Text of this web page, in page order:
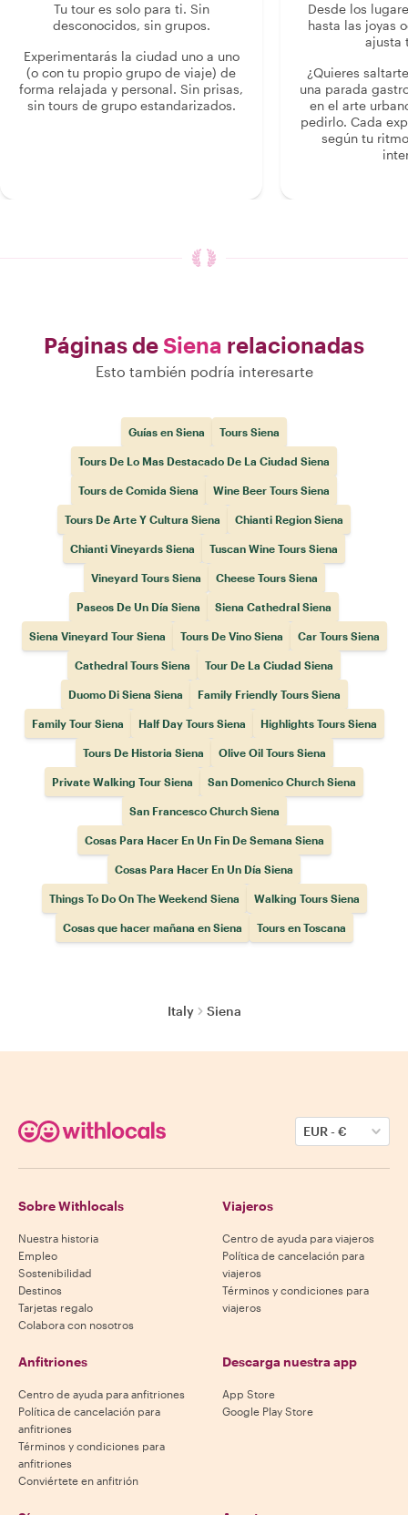
Tu tour es solo para ti. Sin
desconocidos, sin grupos.
Experimentarás la ciudad uno a uno
(o con tu propio grupo de viaje) de
forma relajada y personal. Sin prisas,
sin tours de grupo estandarizados.
Desde los
hasta las joyas
ajusta
¿Quieres
una parada
en el arte
pedirlo. Cada
según tu
Páginas deSiena relacionadas
Esto también podría interesarte
Guías en Siena Tours Siena
Tours De Lo Mas Destacado De La Ciudad Siena
Tours de Comida Siena Wine Beer Tours Siena
Tours De Arte Y Cultura Siena Chianti Region Siena
Chianti Vineyards Siena Tuscan Wine Tours Siena
Vineyard Tours Siena Cheese Tours Siena
Paseos De Un Día Siena Siena Cathedral Siena
Siena Vineyard Tour Siena Tours De Vino Siena Car Tours Siena
Cathedral Tours Siena Tour De La Ciudad Siena
Duomo Di Siena Siena Family Friendly Tours Siena
Family Tour Siena Half Day Tours Siena Highlights Tours Siena
Tours De Historia Siena Olive Oil Tours Siena
Private Walking Tour Siena San Domenico Church Siena
San Francesco Church Siena
Cosas Para Hacer En Un Fin De Semana Siena
Cosas Para Hacer En Un Día Siena
Things To Do On The Weekend Siena Walking Tours Siena
Cosas que hacer mañana en Siena Tours en Toscana
Italy Siena
EUR-€
Sobre Withlocals
Nuestra historia
Empleo
Sostenibilidad
Destinos
Tarjetas regalo
Colabora con nosotros
Viajeros
Centro de ayuda para viajeros
Política de cancelación para
viajeros
Términos y condiciones para
viajeros
Anfitriones
Centro de ayuda para anfitriones
Política de cancelación para
anfitriones
Términos y condiciones para
anfitriones
Conviértete en anfitrión
Descarga nuestra app
App Store
Google Play Store